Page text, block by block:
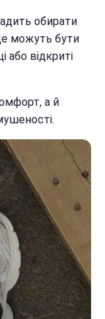
обирати
можуть бути
або відкриті
а й